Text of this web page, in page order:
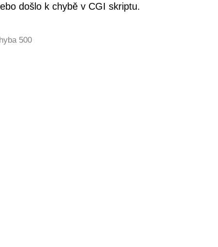
došlo k chybě v CGI skriptu.
500